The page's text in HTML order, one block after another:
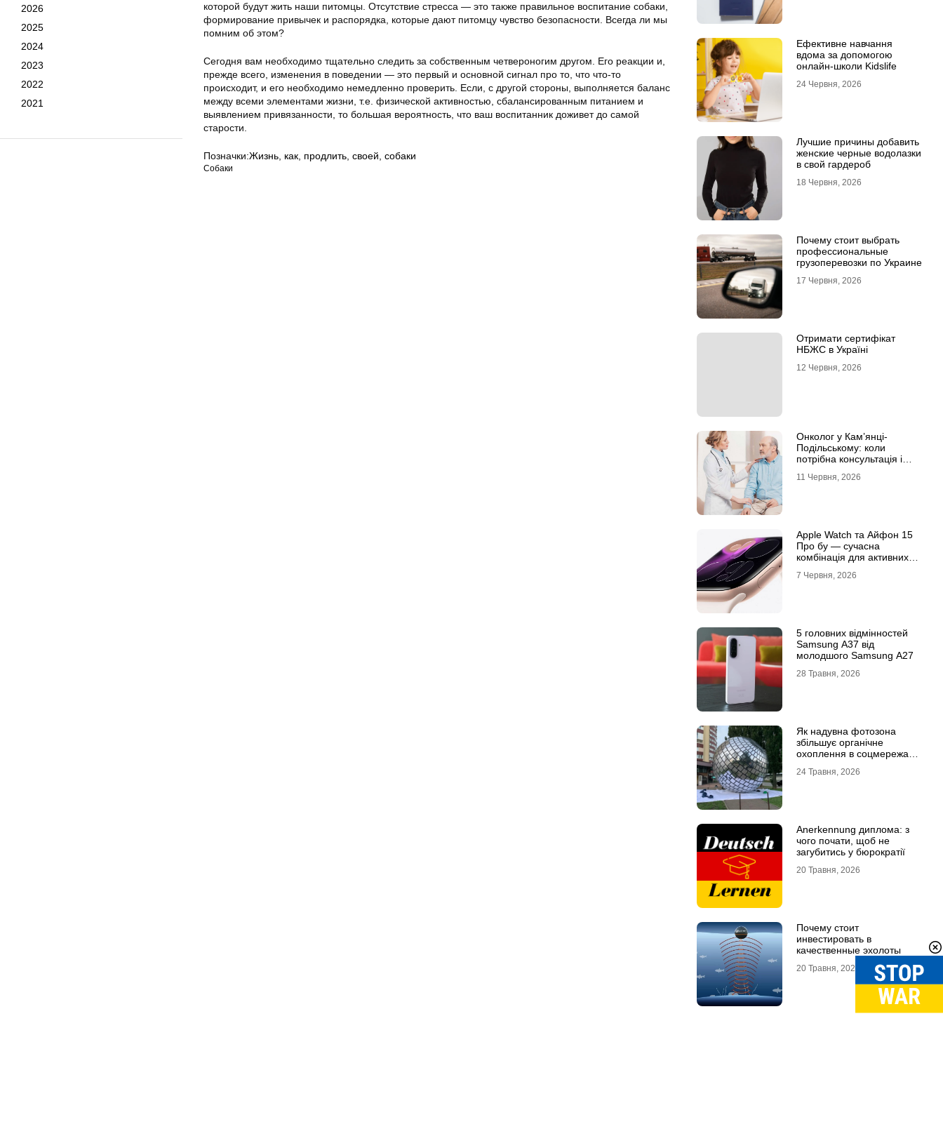
2026
2025
2024
2023
2022
2021
которой будут жить наши питомцы. Отсутствие стресса — это также правильное воспитание собаки,
формирование привычек и распорядка, которые дают питомцу чувство безопасности. Всегда ли мы
помним об этом?
Сегодня вам необходимо тщательно следить за собственным четвероногим другом. Его реакции и,
прежде всего, изменения в поведении — это первый и основной сигнал про то, что что-то
происходит, и его необходимо немедленно проверить. Если, с другой стороны, выполняется баланс
между всеми элементами жизни, т.е. физической активностью, сбалансированным питанием и
выявлением привязанности, то большая вероятность, что ваш воспитанник доживет до самой
старости.
Позначки:Жизнь как продлить своей собаки
Собаки
Ефективне навчання
вдома за допомогою
онлайн-школи Kidslife
24 Червня, 2026
Лучшие причины добавить
женские черные водолазки
в свой гардероб
18 Червня, 2026
Почему стоит выбрать
профессиональные
грузоперевозки по Украине
17 Червня, 2026
Отримати сертифікат
НБЖС в Україні
12 Червня, 2026
Онколог у Кам’янці-
Подільському: коли
потрібна консультація і
обстеження?
11 Червня, 2026
Apple Watch та Айфон 15
Про бу — сучасна
комбінація для активних
7 Червня, 2026
5 головних відмінностей
Samsung A37 від
молодшого Samsung A27
28 Травня, 2026
Як надувна фотозона
збільшує органічне
охоплення в соцмережах:
контенту
24 Травня, 2026
Anerkennung диплома: з
чого почати, щоб не
загубитись у бюрократії
20 Травня, 2026
Почему стоит
инвестировать в
качественные эхолоты
20 Травня, 2026